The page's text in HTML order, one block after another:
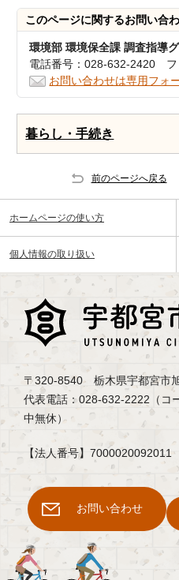
このページに関するお問い合
環境部 環境保全課 調査指導
電話番号：028-632-2420 フ
お問い合わせは専用フォ
暮らし・手続き
前のページへ戻る
ホームページの使い方
個人情報の取り扱い
〒320-8540 栃木県宇都宮市
代表電話：028-632-2222（コ
中無休）
【法人番号】7000020092011
お問い合わせ